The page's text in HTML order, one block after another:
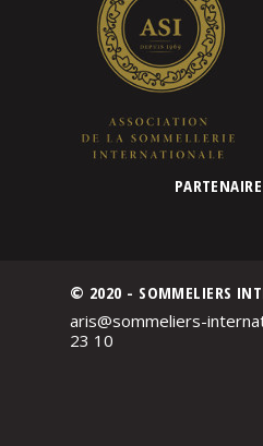
© 2020 - SOMMELIERS
aris@sommeliers-
23 10